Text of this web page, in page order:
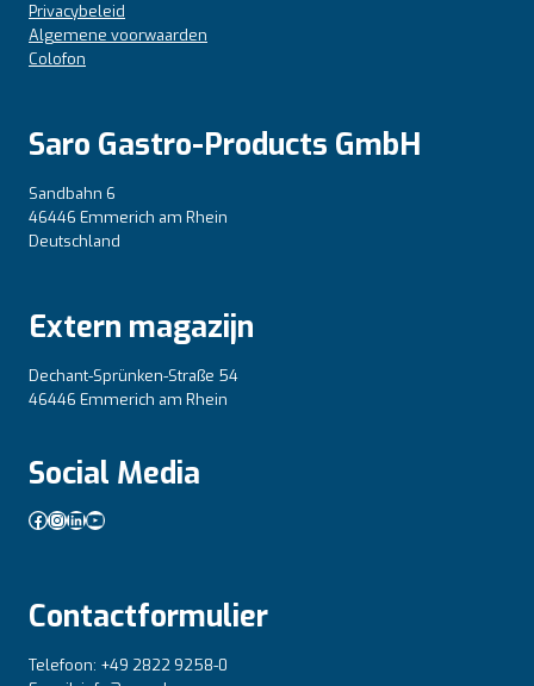
Privacybeleid
Algemene voorwaarden
Colofon
Saro Gastro-Products GmbH
Sandbahn 6
46446 Emmerich am Rhein
Deutschland
Extern magazijn
Dechant-Sprünken-Straße 54
46446 Emmerich am Rhein
Social Media
Facebook
Instagram
LinkedIn
YouTube
Contactformulier
Telefoon: +49 2822 9258-0